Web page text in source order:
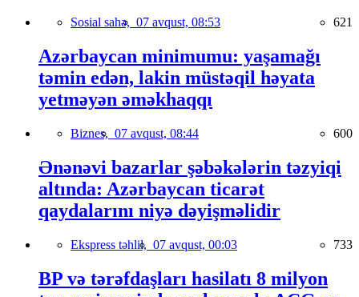
Sosial sahə, 07 avqust, 08:53 621
Azərbaycan minimumu: yaşamağı
təmin edən, lakin müstəqil həyata
yetməyən əməkhaqqı
Biznes, 07 avqust, 08:44 600
Ənənəvi bazarlar şəbəkələrin təzyiqi
altında: Azərbaycan ticarət
qaydalarını niyə dəyişməlidir
Ekspress təhlil, 07 avqust, 00:03 733
BP və tərəfdaşları hasilatı 8 milyon